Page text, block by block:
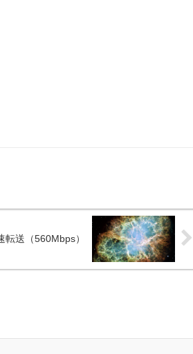
送（560Mbps）